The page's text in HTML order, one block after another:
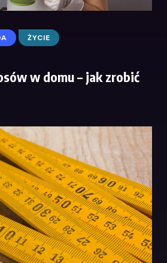
ŻYCIE
w domu – jak zrobić